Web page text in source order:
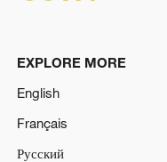
EXPLORE MORE
English
Français
Русский